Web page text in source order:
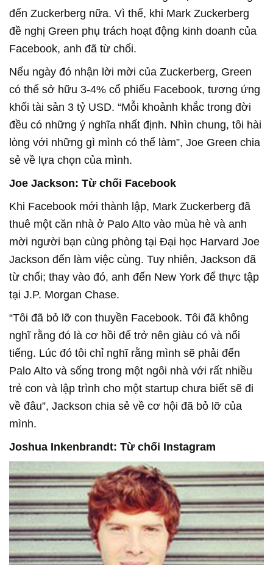
đến Zuckerberg nữa. Vì thế, khi Mark Zuckerberg
đề nghị Green phụ trách hoạt động kinh doanh của
Facebook, anh đã từ chối.
Nếu ngày đó nhận lời mời của Zuckerberg, Green
có thể sở hữu 3-4% cổ phiếu Facebook, tương ứng
khối tài sản 3 tỷ USD. “Mỗi khoảnh khắc trong đời
đều có những ý nghĩa nhất định. Nhìn chung, tôi hài
lòng với những gì mình có thể làm”, Joe Green chia
sẻ về lựa chọn của mình.
Joe Jackson: Từ chối Facebook
Khi Facebook mới thành lập, Mark Zuckerberg đã
thuê một căn nhà ở Palo Alto vào mùa hè và anh
mời người bạn cùng phòng tại Đại học Harvard Joe
Jackson đến làm việc cùng. Tuy nhiên, Jackson đã
từ chối; thay vào đó, anh đến New York để thực tập
tại J.P. Morgan Chase.
“Tôi đã bỏ lỡ con thuyền Facebook. Tôi đã không
nghĩ rằng đó là cơ hồi để trở nên giàu có và nổi
tiếng. Lúc đó tôi chỉ nghĩ rằng mình sẽ phải đến
Palo Alto và sống trong một ngôi nhà với rất nhiều
trẻ con và lập trình cho một startup chưa biết sẽ đi
về đâu”, Jackson chia sẻ về cơ hội đã bỏ lỡ của
mình.
Joshua Inkenbrandt: Từ chối Instagram